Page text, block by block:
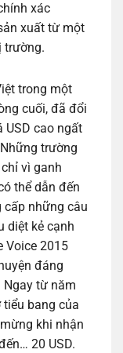
xác
xuất từ một
trường.
trong một
cuối, đã đổi
USD cao ngất
trường
vì ganh
thể dẫn đến
cấp những câu
diệt kẻ cạnh
Voice 2015
đáng
Ngay từ năm
tiểu bang của
khi nhận
20 USD.